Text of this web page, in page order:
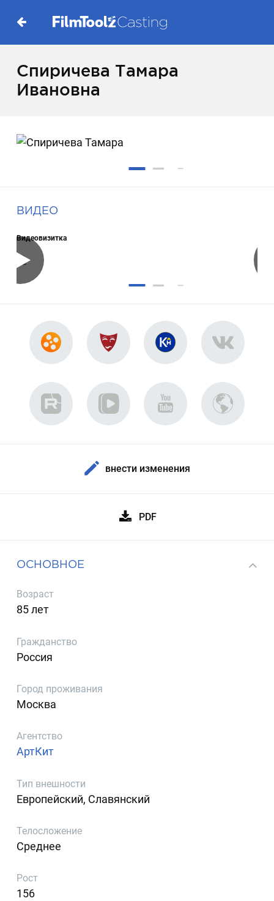
Спиричева Тамара
Ивановна
ВИДЕО
Видеовизитка
внести изменения
PDF
ОСНОВНОЕ
Возраст
85 лет
Гражданство
Россия
Город проживания
Москва
Агентство
АртКит
Тип внешности
Европейский, Славянский
Телосложение
Среднее
Рост
156